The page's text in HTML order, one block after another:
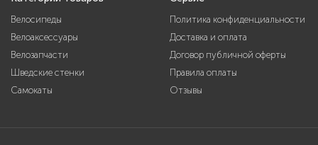
Велосипеды
Велоаксессуары
Велозапчасти
Шведские стенки
Самокаты
Политика конфиденциальности
Доставка и оплата
Договор публичной оферты
Правила оплаты
Отзывы